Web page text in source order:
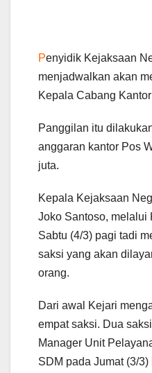
Penyidik Kejaksaan
menjadwalkan akan
Kepala Cabang
Panggilan itu
anggaran kantor Pos
juta.
Kepala Kejaksaan
Joko Santoso, melalui
Sabtu (4/3) pagi tadi
saksi yang akan
orang.
Dari awal Kejari
empat saksi. Dua
Manager Unit
SDM pada Jumat (3/3)